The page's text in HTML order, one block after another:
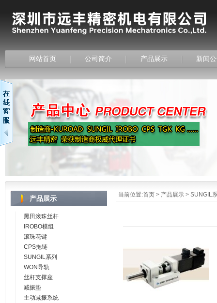
网站首页 公司简介 产品展示 新闻
当前位置:首页 > 产品展示 > SUNGIL
产品展示
黑田滚珠丝杆
IROBO模组
滚珠花键
CPS拖链
SUNGIL系列
WON导轨
丝杆支撑座
减振垫
主动减振系统